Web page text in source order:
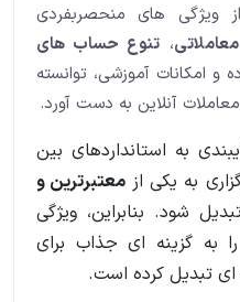
ویژگی های منحصربفردی
،تنوع حساب های
و امکانات آموزشی، توانسته
آنلاین به دست آورد.
به استانداردهای بین
به یکی از معتبرترین و
شود. بنابراین، ویژگی
را به گزینه ای جذاب برای
ای تبدیل کرده است.